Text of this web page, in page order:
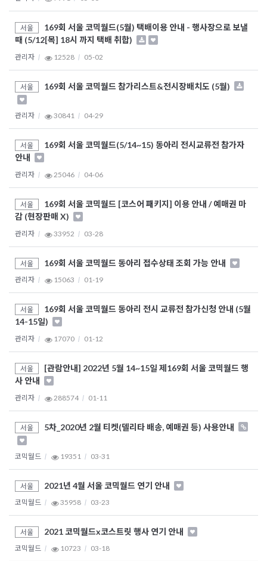
서울
169회 서울 코믹월드(5월) 택배이용 안내 - 행사장으로 보낼
때 (5/12[목] 18시 까지 택배 취합)
관리자 12528 05-02
서울 169회 서울 코믹월드 참가리스트&전시장배치도 (5월)
관리자 30841 04-29
서울
169회 서울 코믹월드(5/14~15) 동아리 전시교류전 참가자
안내
관리자 25046 04-06
서울
169회 서울 코믹월드 [코스어 패키지] 이용 안내 / 예매권 마
감 (현장판매 X)
관리자 33952 03-28
서울 169회 서울 코믹월드 동아리 접수상태 조회 가능 안내
관리자 15063 01-19
서울
169회 서울 코믹월드 동아리 전시 교류전 참가신청 안내 (5월
14-15일)
관리자 17070 01-12
서울
[관람안내] 2022년 5월 14~15일 제169회 서울 코믹월드 행
사 안내
관리자 288574 01-11
서울 5차_2020년 2월 티켓(델리타 배송, 예매권 등) 사용안내
코믹월드 19351 03-31
서울 2021년 4월 서울 코믹월드 연기 안내
코믹월드 35958 03-23
서울 2021 코믹월드x코스트릿 행사 연기 안내
코믹월드 10723 03-18